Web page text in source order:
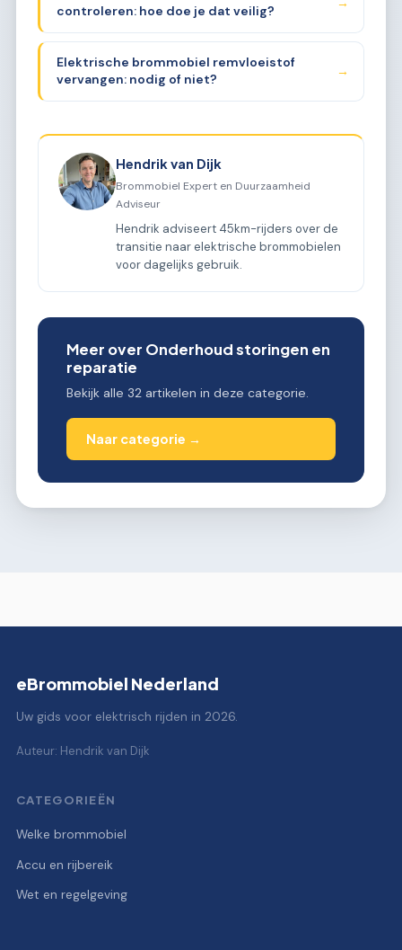
controleren: hoe doe je dat veilig?
Elektrische brommobiel remvloeistof
vervangen: nodig of niet?
→
Hendrik van Dijk
Brommobiel Expert en Duurzaamheid
Adviseur
Hendrik adviseert 45km-rijders over de
transitie naar elektrische brommobielen
voor dagelijks gebruik.
Meer over Onderhoud storingen en
reparatie
Bekijk alle 32 artikelen in deze categorie.
Naar categorie →
eBrommobiel Nederland
Uw gids voor elektrisch rijden in 2026.
Auteur: Hendrik van Dijk
CATEGORIEËN
Welke brommobiel
Accu en rijbereik
Wet en regelgeving